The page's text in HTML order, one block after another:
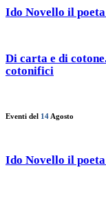
Ido Novello il
Di carta e di
cotonifici
Eventi del 14 Agosto
Ido Novello il